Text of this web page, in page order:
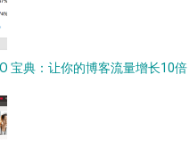
宝典：让你的博客流量增长10倍